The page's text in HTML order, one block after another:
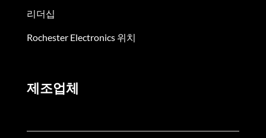
리더십
Rochester Electronics 위치
제조업체